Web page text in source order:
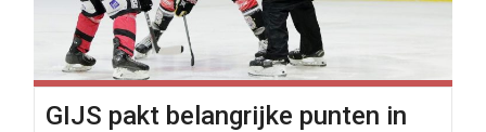
GIJS pakt belangrijke punten in